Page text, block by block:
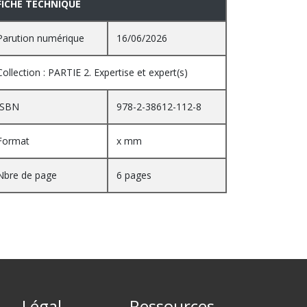
TECHNIQUE
numérique 16/06/2026
: PARTIE 2. Expertise et expert(s)
978-2-38612-112-8
x mm
de page 6 pages